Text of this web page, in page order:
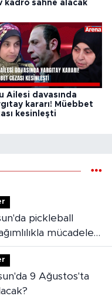
kadro sahne alacak
Ailesi davasında
kararı! Müebbet
kesinleşti
mücadele